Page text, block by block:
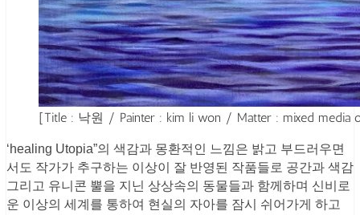
[Title : 낙원 / Painter : kim li won / Matter : mixed
‘healing Utopia”의 색감과 몽환적인 느낌은 밝고 부드러우면
서도 작가가 추구하는 이상이 잘 반영된 작품들로 공간과 색감
그리고 유니콘 뿔을 지닌 상상속의 동물들과 함께하며 신비로
운 이상의 세계를 통하여 현실의 자아를 잠시 쉬어가게 하고